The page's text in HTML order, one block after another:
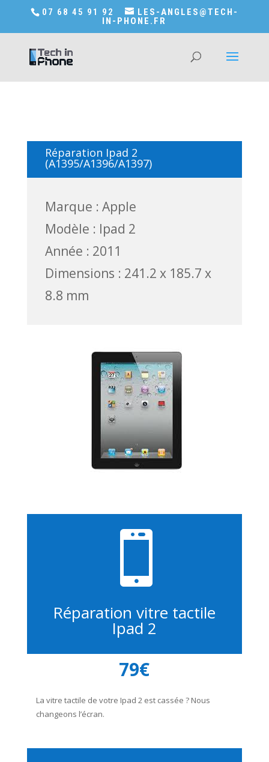
Accédez a Shop-in-tech-in-phone
07 68 45 91 92
LES-ANGLES@TECH-
IN-PHONE.FR
Réparation Ipad 2
(A1395/A1396/A1397)
Marque : Apple
Modèle : Ipad 2
Année : 2011
Dimensions : 241.2 x 185.7 x
8.8 mm

Réparation vitre tactile
Ipad 2
79€
La vitre tactile de votre Ipad 2 est cassée ? Nous
changeons l’écran.